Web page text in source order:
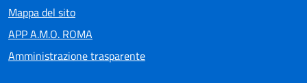
Mappa del sito
APP A.M.O. ROMA
Amministrazione trasparente